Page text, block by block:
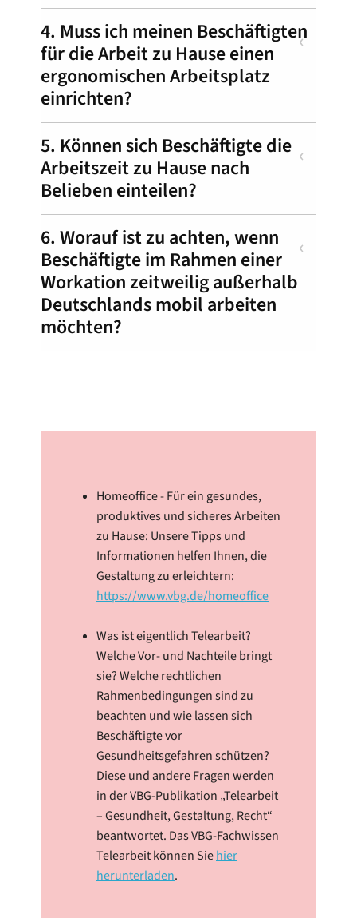
4. Muss ich meinen Beschäftigten
für die Arbeit zu Hause einen
ergonomischen Arbeitsplatz
einrichten?
5. Können sich Beschäftigte die
Arbeitszeit zu Hause nach
Belieben einteilen?
6. Worauf ist zu achten, wenn
Beschäftigte im Rahmen einer
Workation zeitweilig außerhalb
Deutschlands mobil arbeiten
möchten?
Homeoffice - Für ein gesundes,
produktives und sicheres Arbeiten
zu Hause: Unsere Tipps und
Informationen helfen Ihnen, die
Gestaltung zu erleichtern:
https://www.vbg.de/homeoffice
Was ist eigentlich Telearbeit?
Welche Vor- und Nachteile bringt
sie? Welche rechtlichen
Rahmenbedingungen sind zu
beachten und wie lassen sich
Beschäftigte vor
Gesundheitsgefahren schützen?
Diese und andere Fragen werden
in der VBG-Publikation „Telearbeit
– Gesundheit, Gestaltung, Recht“
beantwortet. Das VBG-Fachwissen
Telearbeit können Siehier
herunterladen.